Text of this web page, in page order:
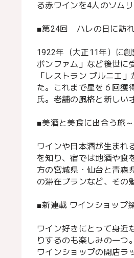
る赤ワインを4人のソム
■第24回 ハレの日に訪れ
1922年（大正11年）に
ボンファム」など後世に
「レストラン プルニエ
た。これまで星を６回獲
氏。老舗の風格と新しい
■美酒と美食に出合う旅
ワインや日本酒が生まれ
を知り、宿では地酒や食
方の宮城県・仙台と青森
の滞在プランなど、その
■新連載 ワインショップ
ワイン好きにとって身近
りするのも楽しみの一つ
ワインショップの開店ラ